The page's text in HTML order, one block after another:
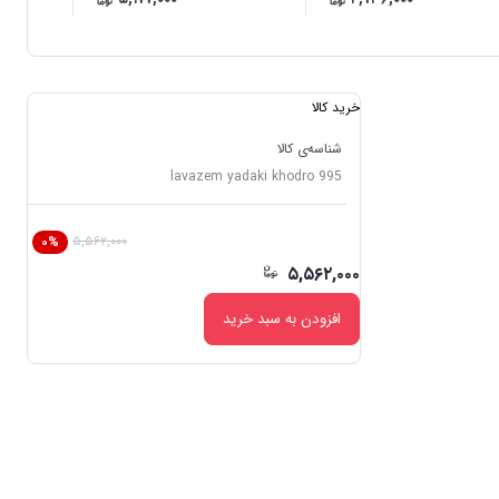
خرید کالا
شناسه‌ی کالا
lavazem yadaki khodro 995
۵,۵۶۲,۰۰۰ ۰%
۵,۵۶۲,۰۰۰
افزودن به سبد خرید